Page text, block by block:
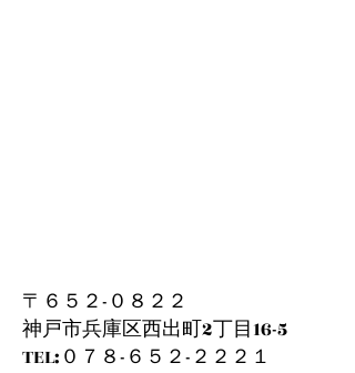
〒６５２-０８２２
神戸市兵庫区西出町2丁目16-5
​TEL:０７８-６５２-２２２１